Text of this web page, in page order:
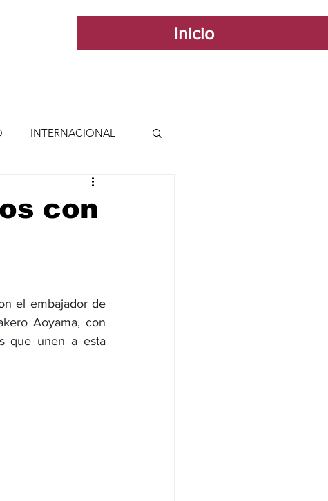
Inicio
INTERNACIONAL
INTERNACIONAL
GUADALAJARA
con
el embajador de
Aoyama, con
que unen a esta